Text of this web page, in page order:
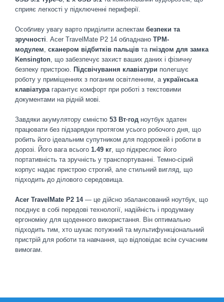
сприяє легкості у підключенні периферії.
Особливу увагу варто приділити аспектам безпеки та
зручності. Acer TravelMate P2 14 обладнано TPM-
модулем, сканером відбитків пальців та гніздом для замка
Kensington, що забезпечує захист ваших даних і фізичну
безпеку пристрою. Підсвічування клавіатури полегшує
роботу у приміщеннях з поганим освітленням, а українська
клавіатурагарантує комфорт при роботі з текстовими
документами на рідній мові.
Завдяки акумулятору ємністю 53 Вт·год ноутбук здатен
працювати без підзарядки протягом усього робочого дня, що
робить його ідеальним супутником для подорожей і роботи в
дорозі. Його вага всього 1.49 кг, що підкреслює його
портативність та зручність у транспортуванні. Темно-сірий
корпус надає пристрою строгий, але стильний вигляд, що
підходить до ділового середовища.
Acer TravelMate P2 14— це дійсно збалансований ноутбук, що
поєднує в собі передові технології, надійність і продуману
ергономіку для щоденного використання. Він оптимально
підходить тим, хто шукає потужний та мультифункціональний
пристрій для роботи та навчання, що відповідає всім сучасним
вимогам.